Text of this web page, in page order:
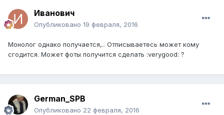
Иванович
Опубликовано 19 февраля, 2016
Монолог однако получается,.. Отписываетесь может кому
сгодится. Может фоты получится сделать :verygood: ?
German_SPB
Опубликовано 22 февраля, 2016